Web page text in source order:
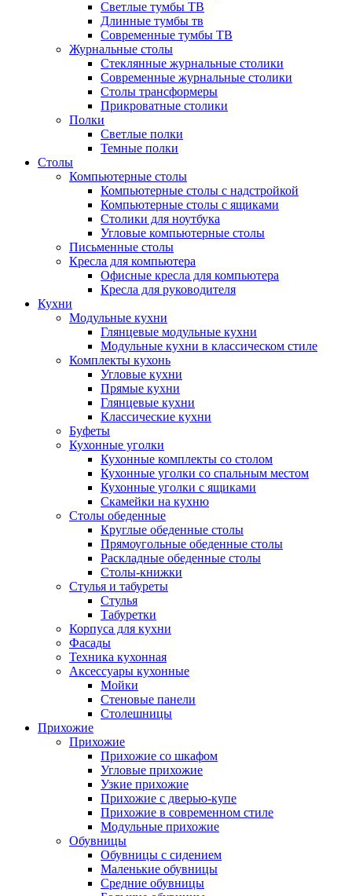
Светлые тумбы ТВ
Длинные тумбы тв
Современные тумбы ТВ
Журнальные столы
Стеклянные журнальные столики
Современные журнальные столики
Столы трансформеры
Прикроватные столики
Полки
Светлые полки
Темные полки
Столы
Компьютерные столы
Компьютерные столы с надстройкой
Компьютерные столы с ящиками
Столики для ноутбука
Угловые компьютерные столы
Письменные столы
Кресла для компьютера
Офисные кресла для компьютера
Кресла для руководителя
Кухни
Модульные кухни
Глянцевые модульные кухни
Модульные кухни в классическом стиле
Комплекты кухонь
Угловые кухни
Прямые кухни
Глянцевые кухни
Классические кухни
Буфеты
Кухонные уголки
Кухонные комплекты со столом
Кухонные уголки со спальным местом
Кухонные уголки с ящиками
Скамейки на кухню
Столы обеденные
Круглые обеденные столы
Прямоугольные обеденные столы
Раскладные обеденные столы
Столы-книжки
Стулья и табуреты
Стулья
Табуретки
Корпуса для кухни
Фасады
Техника кухонная
Аксессуары кухонные
Мойки
Стеновые панели
Столешницы
Прихожие
Прихожие
Прихожие со шкафом
Угловые прихожие
Узкие прихожие
Прихожие с дверью-купе
Прихожие в современном стиле
Модульные прихожие
Обувницы
Обувницы с сидением
Маленькие обувницы
Средние обувницы